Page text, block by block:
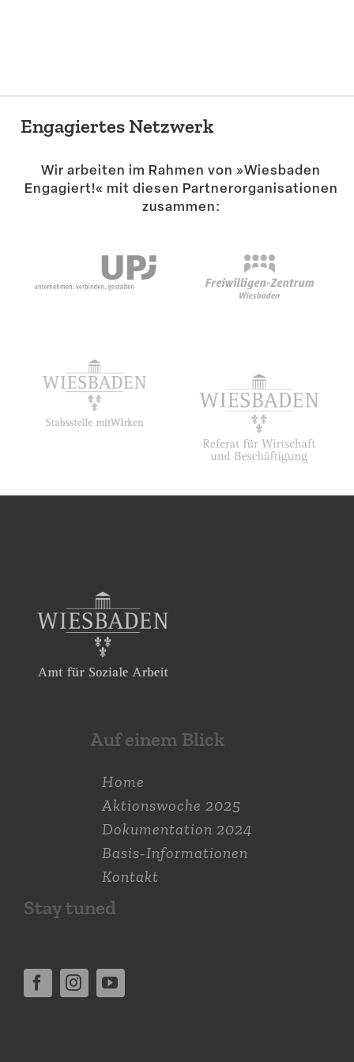
Engagiertes Netzwerk
Wir arbeiten im Rahmen von »Wiesbaden
Engagiert!« mit diesen Partner­or­ga­ni­sa­tionen
zusammen:
Auf einem Blick
Home
Aktions­woche 2025
Dokumen­tation 2024
Basis-Informationen
Kontakt
Stay tuned